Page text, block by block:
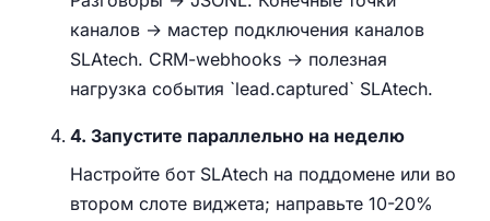
каналов → мастер подключения каналов
SLAtech. CRM-webhooks → полезная
нагрузка события `lead.captured` SLAtech.
4. Запустите параллельно на неделю
Настройте бот SLAtech на поддомене или во
втором слоте виджета; направьте 10-20%